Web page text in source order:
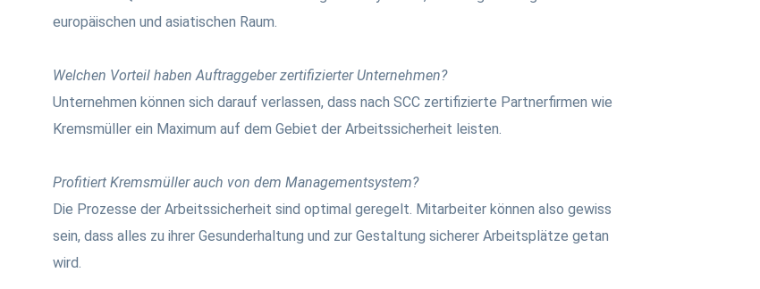
europäischen und asiatischen Raum.
Welchen Vorteil haben Auftraggeber zertifizierter Unternehmen?
Unternehmen können sich darauf verlassen, dass nach SCC zertifizierte Partnerfirmen wie
Kremsmüller ein Maximum auf dem Gebiet der Arbeitssicherheit leisten.
Profitiert Kremsmüller auch von dem Managementsystem?
Die Prozesse der Arbeitssicherheit sind optimal geregelt. Mitarbeiter können also gewiss
sein, dass alles zu ihrer Gesunderhaltung und zur Gestaltung sicherer Arbeitsplätze getan
wird.